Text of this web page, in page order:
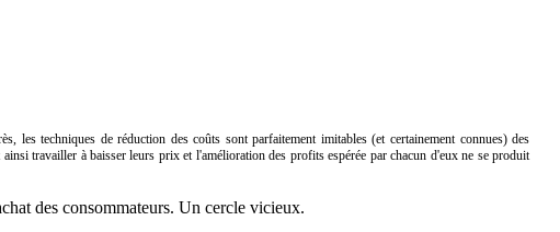
techniques de réduction des coûts sont parfaitement imitables (et certainement connues) des
travailler à baisser leurs prix et l'amélioration des profits espérée par chacun d'eux ne se produit
des consommateurs. Un cercle vicieux.